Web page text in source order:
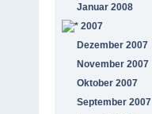
Januar 2008
2007
Dezember 2007
November 2007
Oktober 2007
September 2007